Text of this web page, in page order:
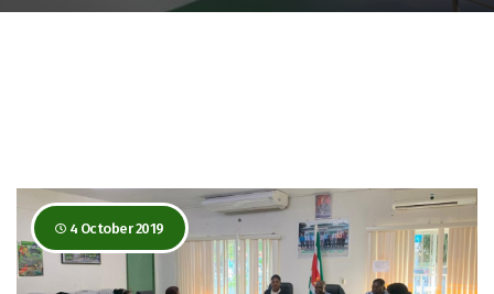
4 October 2019